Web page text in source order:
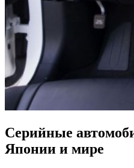
Серийные
Японии и мире